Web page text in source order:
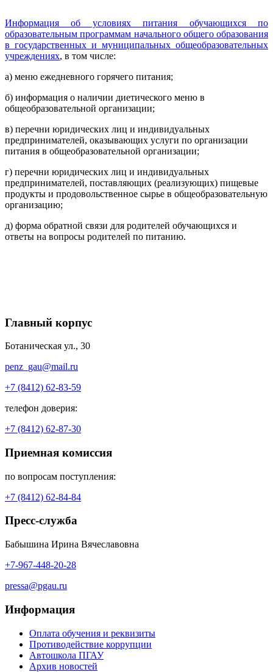
Информация об условиях питания обучающихся по
образовательным программам начального общего образования
в государственных и муниципальных общеобразовательных
учреждениях, в том числе:
а) меню ежедневного горячего питания;
б) информация о наличии диетического меню в
общеобразовательной организации;
в) перечни юридических лиц и индивидуальных
предпринимателей, оказывающих услуги по организации
питания в общеобразовательной организации;
г) перечни юридических лиц и индивидуальных
предпринимателей, поставляющих (реализующих) пищевые
продукты и продовольственное сырье в общеобразовательную
организацию;
д) форма обратной связи для родителей обучающихся и
ответы на вопросы родителей по питанию.
Главный корпус
Ботаническая ул., 30
penz_gau@mail.ru
+7 (8412) 62-83-59
телефон доверия:
+7 (8412) 62-87-30
Приемная комиссия
по вопросам поступления:
+7 (8412) 62-84-84
Пресс-служба
Бабышина Ирина Вячеславовна
+7-967-448-20-28
pressa@pgau.ru
Информация
Оплата обучения и реквизиты
Противодействие коррупции
Автошкола ПГАУ
Архив новостей